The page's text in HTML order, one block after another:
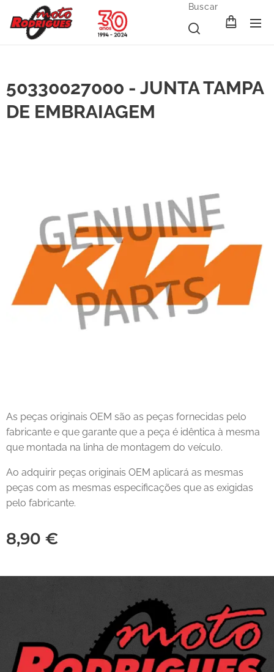
Buscar
50330027000 - JUNTA TAMPA
DE EMBRAIAGEM
As peças originais OEM são as peças fornecidas pelo
fabricante e que garante que a peça é idêntica à mesma
que montada na linha de montagem do veículo.
Ao adquirir peças originais OEM aplicará as mesmas
peças com as mesmas especificações que as exigidas
pelo fabricante.
8,90 €